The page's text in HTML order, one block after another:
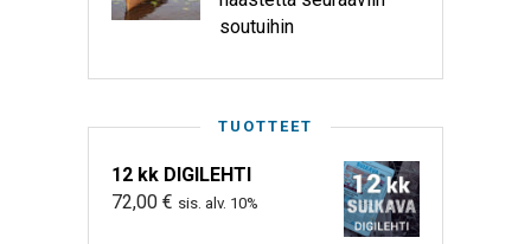
soutuihin
TUOTTEET
12 kk DIGILEHTI
72,00 € sis. alv. 10%